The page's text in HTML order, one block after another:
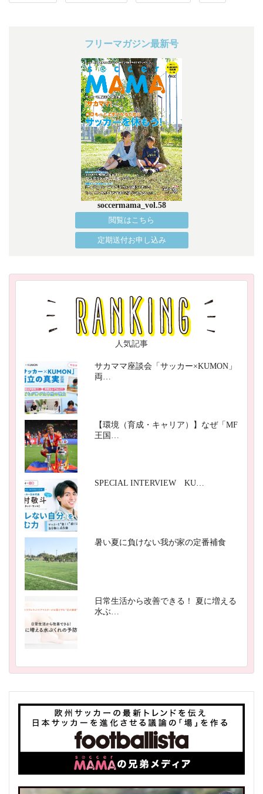
フリーマガジン最新号
soccermama_vol.58
閲覧はこちら
定期送付お申し込み
人気記事
サカママ座談会「サッカー×KUMON」
両…
【環境（育成・キャリア）】なぜ「MF
王国…
SPECIAL INTERVIEW KU…
暑い夏に負けない我が家の定番補食
日常生活から改善できる！ 夏に増える
水ぶ…